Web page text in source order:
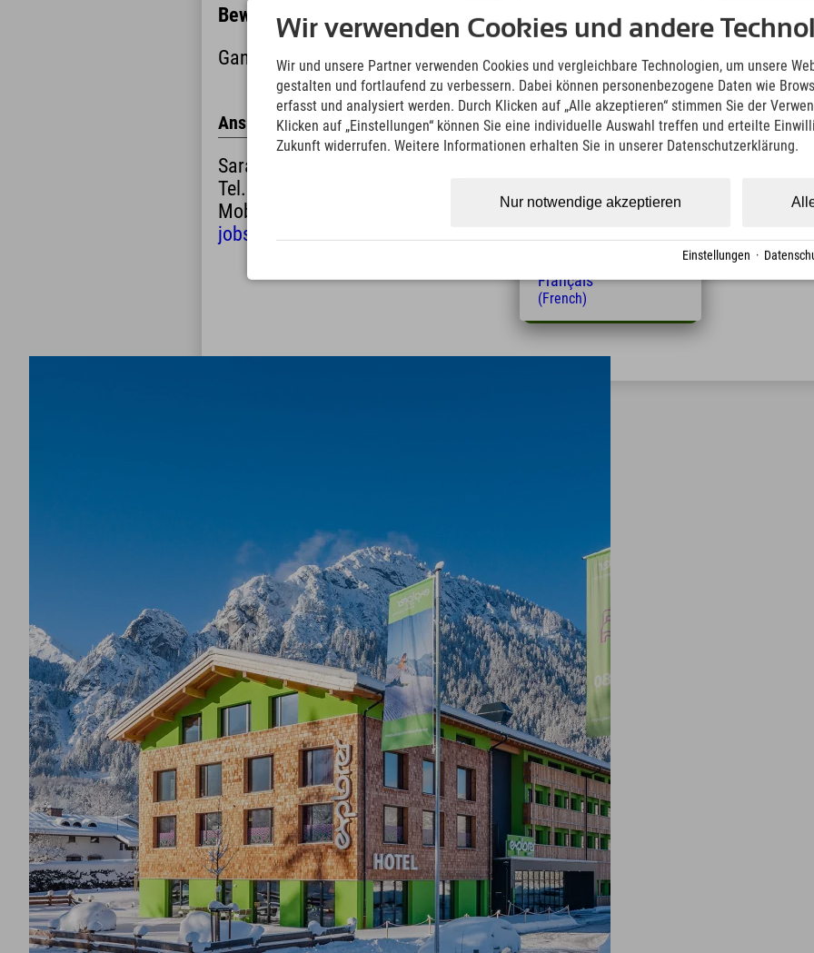
Bewirb dich jetzt und werde unser neuer Sauberkeits-Champion!
Ganz einfach per WhatsApp, E-Mail oder telefonisch bei Sarah Würtz.
Ansprechpartner / Bewerbung an
Sarah Würtz
Tel.
Mobil
jobs@explorer-hotels.com
Standort
83735 Bayrischzell
Jetzt Online bewerben
Wir verwenden Cookies und andere
Wir und unsere Partner verwenden Cookies und vergleichbare Technologien, um unsere
gestalten und fortlaufend zu verbessern. Dabei können personenbezogene Daten wie
erfasst und analysiert werden. Durch Klicken auf „Alle akzeptieren“ stimmen Sie der
Klicken auf „Einstellungen“ können Sie eine individuelle Auswahl treffen und erteilte
Zukunft widerrufen. Weitere Informationen erhalten Sie in unserer Datenschutzerklärung.
Nur notwendige akzeptieren
Einstellungen ·
Deutsch
(German)
English
(English)
Italiano
(Italian)
Čeština
(Czech)
Magyar
Nederlands
Français
(French)